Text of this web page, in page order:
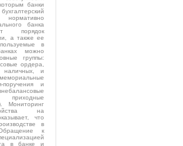
банки
банка
порядок
а также ее
в
можно
группы:
ордера,
наличных, и
поручения и
Мониторинг
на
что
в
к
в банке и